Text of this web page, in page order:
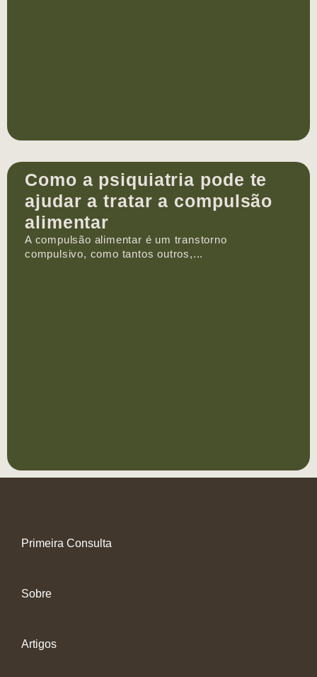
Como a psiquiatria pode te
ajudar a tratar a compulsão
alimentar
A compulsão alimentar é um transtorno
compulsivo, como tantos outros,...
Primeira Consulta
Sobre
Artigos